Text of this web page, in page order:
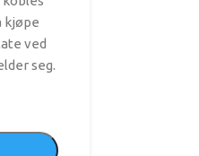
kjøpe
ved
seg.